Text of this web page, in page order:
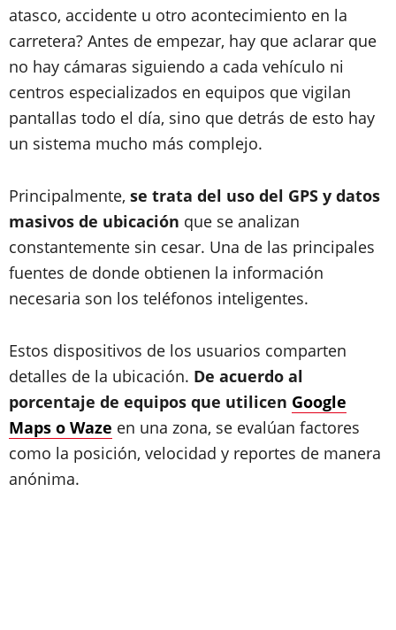
atasco, accidente u otro acontecimiento en la
carretera? Antes de empezar, hay que aclarar que
no hay cámaras siguiendo a cada vehículo ni
centros especializados en equipos que vigilan
pantallas todo el día, sino que detrás de esto hay
un sistema mucho más complejo.
Principalmente, se trata del uso del GPS y datos
masivos de ubicación que se analizan
constantemente sin cesar. Una de las principales
fuentes de donde obtienen la información
necesaria son los teléfonos inteligentes.
Estos dispositivos de los usuarios comparten
detalles de la ubicación. De acuerdo al
porcentaje de equipos que utilicen Google
Maps o Waze en una zona, se evalúan factores
como la posición, velocidad y reportes de manera
anónima.